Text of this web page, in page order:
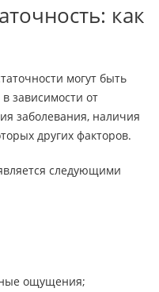
как
могут быть
зависимости от
заболевания, наличия
других факторов.
следующими
ощущения;